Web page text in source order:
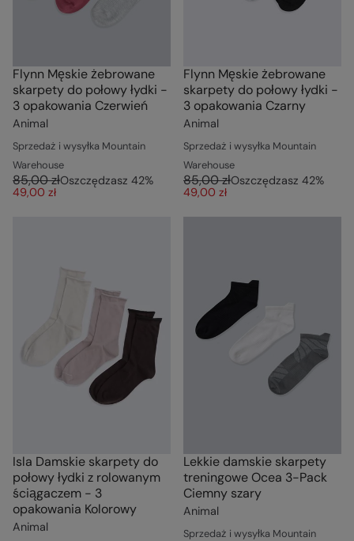
Flynn Męskie żebrowane
skarpety do połowy łydki -
3 opakowania Czerwień
Animal
Sprzedaż i wysyłka Mountain
Warehouse
85,00 złOszczędzasz 42%
49,00 zł
Flynn Męskie żebrowane
skarpety do połowy łydki -
3 opakowania Czarny
Animal
Sprzedaż i wysyłka Mountain
Warehouse
85,00 złOszczędzasz 42%
49,00 zł
Isla Damskie skarpety do
połowy łydki z rolowanym
ściągaczem - 3
opakowania Kolorowy
Animal
Lekkie damskie skarpety
treningowe Ocea 3-Pack
Ciemny szary
Animal
Sprzedaż i wysyłka Mountain